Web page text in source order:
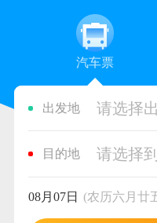
汽车票
出发地 请选择
目的地 请选择
08月07日 (农历六月廿